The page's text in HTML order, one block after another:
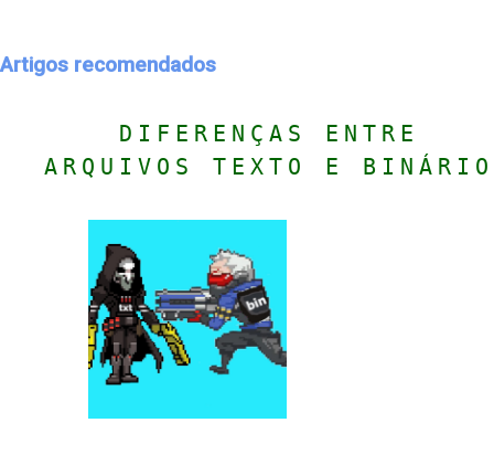
Artigos recomendados
DIFERENÇAS ENTRE
ARQUIVOS TEXTO E BINÁRIO